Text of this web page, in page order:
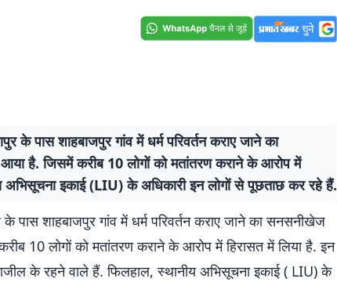
के पास शाहबाजपुर गांव में धर्म परिवर्तन कराए जाने का
है. जिसमें करीब 10 लोगों को मतांतरण कराने के आरोप में
अभिसूचना इकाई (LIU) के अधिकारी इन लोगों से पूछताछ कर रहे हैं.
के पास शाहबाजपुर गांव में धर्म परिवर्तन कराए जाने का सनसनीखेज
10 लोगों को मतांतरण कराने के आरोप में हिरासत में लिया है. इन
के रहने वाले हैं. फिलहाल, स्थानीय अभिसूचना इकाई ( LIU) के